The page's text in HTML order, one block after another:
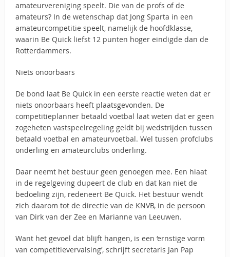
amateurvereniging speelt. Die van de profs of de
amateurs? In de wetenschap dat Jong Sparta in een
amateurcompetitie speelt, namelijk de hoofdklasse,
waarin Be Quick liefst 12 punten hoger eindigde dan de
Rotterdammers.
Niets onoorbaars
De bond laat Be Quick in een eerste reactie weten dat er
niets onoorbaars heeft plaatsgevonden. De
competitieplanner betaald voetbal laat weten dat er geen
zogeheten vastspeelregeling geldt bij wedstrijden tussen
betaald voetbal en amateurvoetbal. Wel tussen profclubs
onderling en amateurclubs onderling.
Daar neemt het bestuur geen genoegen mee. Een hiaat
in de regelgeving dupeert de club en dat kan niet de
bedoeling zijn, redeneert Be Quick. Het bestuur wendt
zich daarom tot de directie van de KNVB, in de persoon
van Dirk van der Zee en Marianne van Leeuwen.
Want het gevoel dat blijft hangen, is een ‘ernstige vorm
van competitievervalsing’, schrijft secretaris Jan Pap